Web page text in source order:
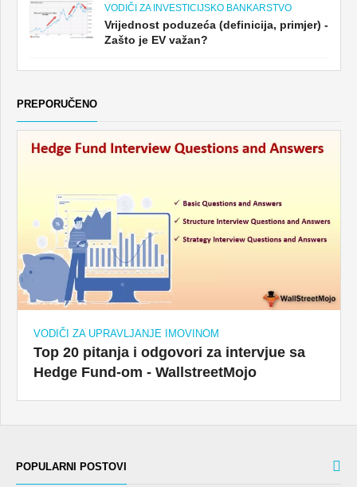
VODIČI ZA INVESTICIJSKO BANKARSTVO
Vrijednost poduzeća (definicija, primjer) -
Zašto je EV važan?
PREPORUČENO
VODIČI ZA UPRAVLJANJE IMOVINOM
Top 20 pitanja i odgovori za intervjue sa
Hedge Fund-om - WallstreetMojo
POPULARNI POSTOVI